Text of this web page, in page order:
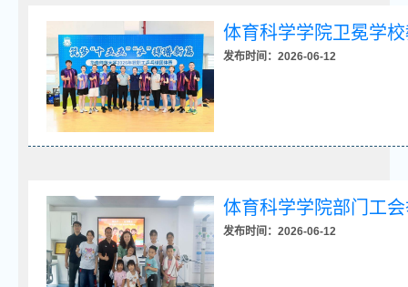
体育科学学院卫冕学
发布时间：2026-06-12
体育科学学院部门工
发布时间：2026-06-12